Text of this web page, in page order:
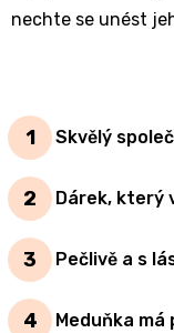
nechte se unést
Skvělý
Dárek, který
Pečlivě a s
Meduňka